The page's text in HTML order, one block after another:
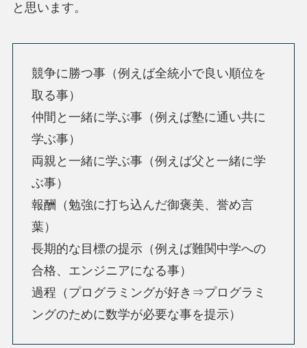
と思います。
競争に勝つ事（例えば全統小で良い順位を
取る事）
仲間と一緒に学ぶ事（例えば塾に通い共に
学ぶ事）
両親と一緒に学ぶ事（例えば父と一緒に学
ぶ事）
報酬（勉強に打ち込んだ御褒美、誉め言
葉）
長期的な目標の提示（例えば難関中学への
合格、エンジニアになる事）
過程（プログラミングが好き⇒プログラミ
ングのために数学が必要な事を提示）